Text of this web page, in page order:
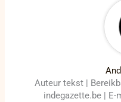
Auteur tekst |
indegazette.be | E-